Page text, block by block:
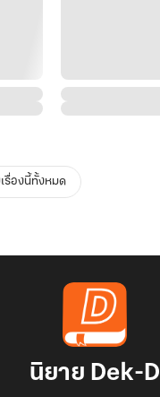
รื่องนี้ทั้งหมด
นิยาย Dek-D